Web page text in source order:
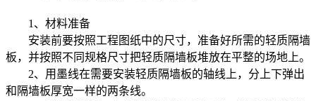
1、材料准备
安装前要按照工程图纸中的尺寸，准备好所需的轻质隔墙
板，并按照不同规格尺寸把轻质隔墙板堆放在平整的场地上。
2、用墨线在需要安装轻质隔墙板的轴线上，分上下弹出
和隔墙板厚宽一样的两条线。